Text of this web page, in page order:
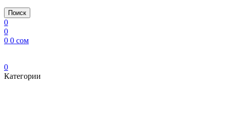
Поиск
0
0
0 0 сом
0
Категории